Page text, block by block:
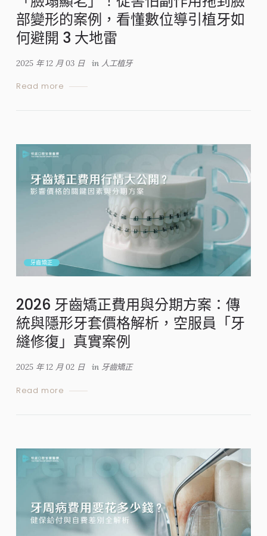
部變形的案例，看懂數位導引植牙如
何避開 3 大地雷
2025 年 12 月 03 日 in 人工植牙
Read more
牙齒矯正
2026 牙齒矯正費用與分期方案：傳
統與隱形牙套價格解析，空服員「牙
縫修復」真實案例
2025 年 12 月 02 日 in 牙齒矯正
Read more